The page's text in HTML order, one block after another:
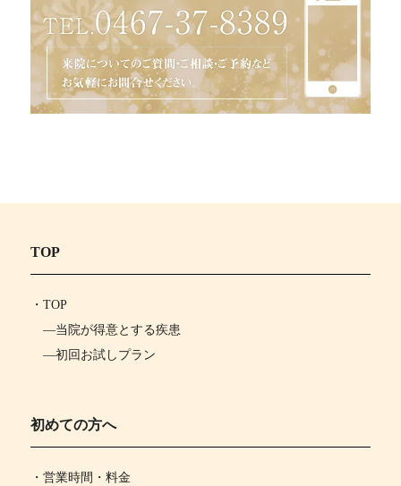
TOP
・ TOP
―当院が得意とする疾患
―初回お試しプラン
初めての方へ
・営業時間・料金